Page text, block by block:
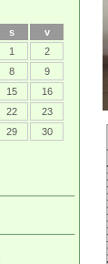
s v
1
2
8
9
15
16
22
23
29
30